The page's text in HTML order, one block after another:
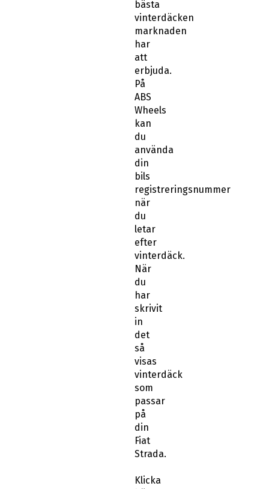
vinterdäcken
marknaden
har
att
erbjuda.
På
ABS
Wheels
kan
du
använda
din
bils
registreringsnummer
när
du
letar
efter
vinterdäck.
När
du
har
skrivit
in
det
så
visas
vinterdäck
som
passar
på
din
Fiat
Strada.
här